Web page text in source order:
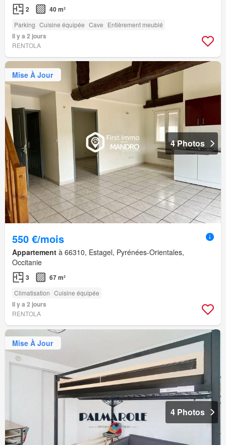
2 40 m²
Parking Cuisine équipée Cave Entièrement meublé
Il y a 2 jours
RENTOLA
Mise À Jour
4 Photos
550 €/mois
Appartement à 66310, Estagel, Pyrénées-Orientales,
Occitanie
3 67 m²
Climatisation Cuisine équipée
Il y a 2 jours
RENTOLA
Mise À Jour
4 Photos